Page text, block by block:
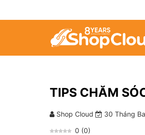
TIPS CHĂM
Shop Cloud
30 Tháng
0 (0)